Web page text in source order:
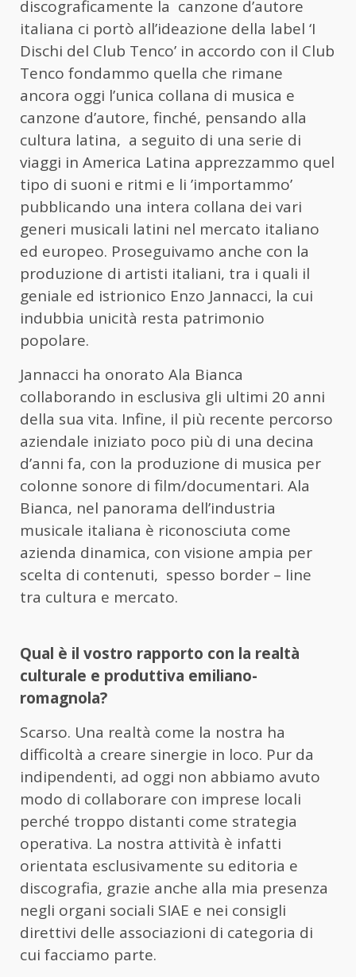
discograficamente la canzone d’autore
italiana ci portò all’ideazione della label ‘I
Dischi del Club Tenco’ in accordo con il Club
Tenco fondammo quella che rimane
ancora oggi l’unica collana di musica e
canzone d’autore, finché, pensando alla
cultura latina, a seguito di una serie di
viaggi in America Latina apprezzammo quel
tipo di suoni e ritmi e li ’importammo’
pubblicando una intera collana dei vari
generi musicali latini nel mercato italiano
ed europeo. Proseguivamo anche con la
produzione di artisti italiani, tra i quali il
geniale ed istrionico Enzo Jannacci, la cui
indubbia unicità resta patrimonio
popolare.
Jannacci ha onorato Ala Bianca
collaborando in esclusiva gli ultimi 20 anni
della sua vita. Infine, il più recente percorso
aziendale iniziato poco più di una decina
d’anni fa, con la produzione di musica per
colonne sonore di film/documentari. Ala
Bianca, nel panorama dell’industria
musicale italiana è riconosciuta come
azienda dinamica, con visione ampia per
scelta di contenuti, spesso border – line
tra cultura e mercato.
Qual è il vostro rapporto con la realtà
culturale e produttiva emiliano-
romagnola?
Scarso. Una realtà come la nostra ha
difficoltà a creare sinergie in loco. Pur da
indipendenti, ad oggi non abbiamo avuto
modo di collaborare con imprese locali
perché troppo distanti come strategia
operativa. La nostra attività è infatti
orientata esclusivamente su editoria e
discografia, grazie anche alla mia presenza
negli organi sociali SIAE e nei consigli
direttivi delle associazioni di categoria di
cui facciamo parte.